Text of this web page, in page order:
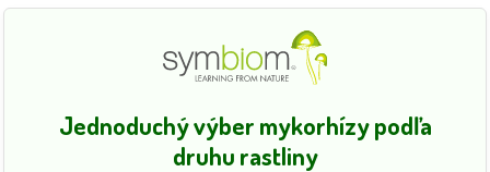
Jednoduchý výber mykorhízy podľa
druhu rastliny